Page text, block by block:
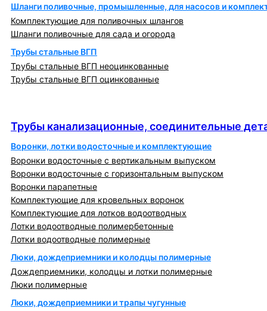
Шланги поливочные, промышленные, для насосов и
Комплектующие для поливочных шлангов
Шланги поливочные для сада и огорода
Трубы стальные ВГП
Трубы стальные ВГП неоцинкованные
Трубы стальные ВГП оцинкованные
Трубы канализационные, соединительные
Воронки, лотки водосточные и комплектующие
Воронки водосточные с вертикальным выпуском
Воронки водосточные с горизонтальным выпуском
Воронки парапетные
Комплектующие для кровельных воронок
Комплектующие для лотков водоотводных
Лотки водоотводные полимербетонные
Лотки водоотводные полимерные
Люки, дождеприемники и колодцы полимерные
Дождеприемники, колодцы и лотки полимерные
Люки полимерные
Люки, дождеприемники и трапы чугунные